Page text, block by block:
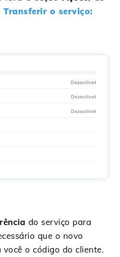
Transferir o serviço:
do serviço para
que o novo
o código do cliente.